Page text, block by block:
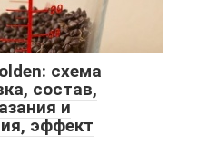
схема
состав,
и
эффект